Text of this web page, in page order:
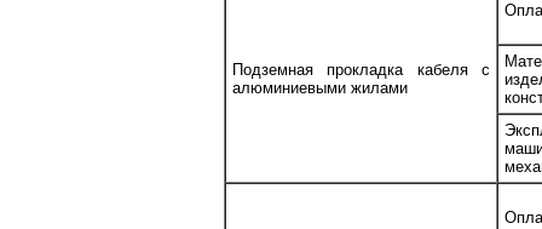
Подземная прокладка кабеля с
алюминиевыми жилами